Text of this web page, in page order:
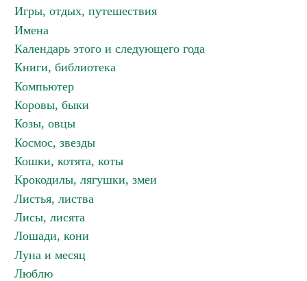
Игры, отдых, путешествия
Имена
Календарь этого и следующего года
Книги, библиотека
Компьютер
Коровы, быки
Козы, овцы
Космос, звезды
Кошки, котята, коты
Крокодилы, лягушки, змеи
Листья, листва
Лисы, лисята
Лошади, кони
Луна и месяц
Люблю